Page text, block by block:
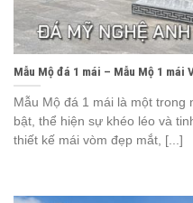
Mẫu Mộ đá 1 mái – Mẫu Mộ 1 mái
Mẫu Mộ đá 1 mái là một
bật, thể hiện sự khéo léo và
thiết kế mái vòm đẹp mắt, [...]